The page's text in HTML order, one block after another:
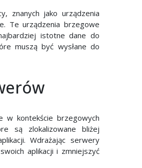
znanych jako urządzenia
Te urządzenia brzegowe
istotne dane do
muszą być wysłane do
w kontekście brzegowych
są zlokalizowane bliżej
Wdrażając serwery
aplikacji i zmniejszyć